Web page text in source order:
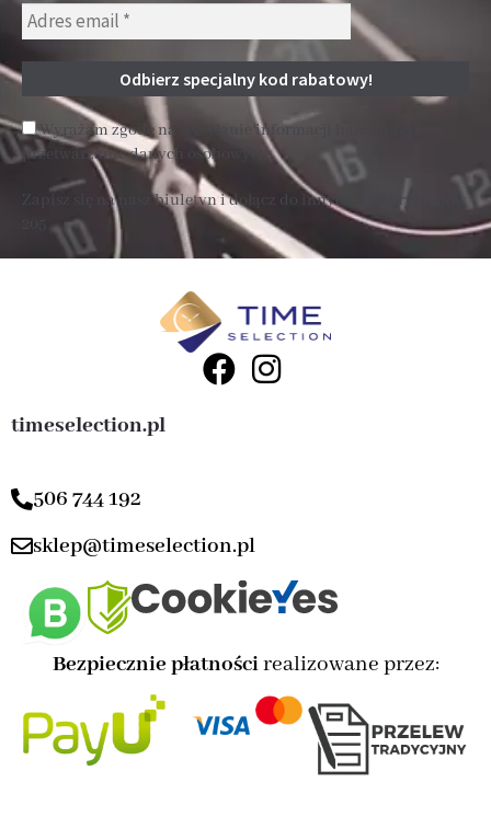
Wyrażam zgodę na wysyłanie informacji handlowej i
przetwarzanie danych osobowych
Zapisz się na nasz biuletyn i dołącz do innych subskrybentów
timeselection.pl
506 744 192
sklep@timeselection.pl
Bezpiecznie płatnościrealizowane przez: